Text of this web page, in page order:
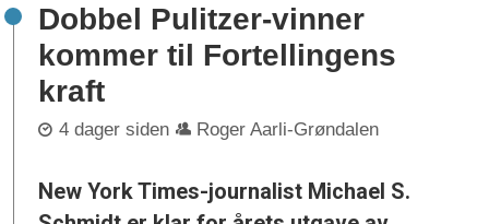
Dobbel Pulitzer-vinner
kommer til Fortellingens
kraft
4 dager siden Roger Aarli-Grøndalen
New York Times-journalist Michael S.